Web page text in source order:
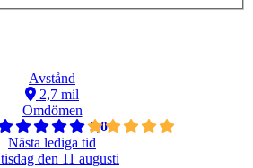
Avstånd
2,7 mil
Omdömen
5,0
Nästa lediga tid
tisdag den 11 augusti